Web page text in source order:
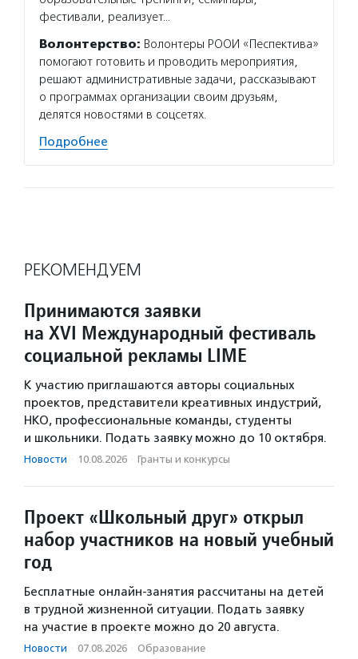
фестивали, реализует…
Волонтерство: Волонтеры РООИ «Песпектива»
помогают готовить и проводить мероприятия,
решают административные задачи, рассказывают
о программах организации своим друзьям,
делятся новостями в соцсетях.
Подробнее
РЕКОМЕНДУЕМ
Принимаются заявки
на XVI Международный фестиваль
социальной рекламы LIME
К участию приглашаются авторы социальных
проектов, представители креативных индустрий,
НКО, профессиональные команды, студенты
и школьники. Подать заявку можно до 10 октября.
Новости · 10.08.2026 · Гранты и конкурсы
Проект «Школьный друг» открыл
набор участников на новый учебный
год
Бесплатные онлайн-занятия рассчитаны на детей
в трудной жизненной ситуации. Подать заявку
на участие в проекте можно до 20 августа.
Новости · 07.08.2026 · Образование